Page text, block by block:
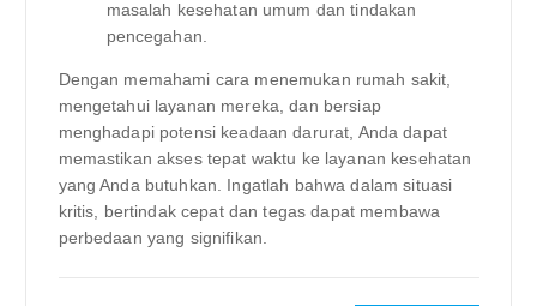
masalah kesehatan umum dan tindakan
pencegahan.
Dengan memahami cara menemukan rumah sakit,
mengetahui layanan mereka, dan bersiap
menghadapi potensi keadaan darurat, Anda dapat
memastikan akses tepat waktu ke layanan kesehatan
yang Anda butuhkan. Ingatlah bahwa dalam situasi
kritis, bertindak cepat dan tegas dapat membawa
perbedaan yang signifikan.